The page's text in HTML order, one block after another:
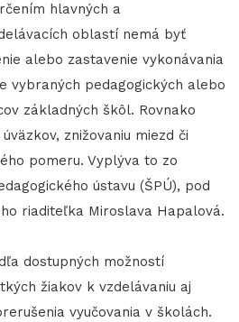
hlavných a
oblastí nemá byť
alebo zastavenie vykonávania
vybraných pedagogických alebo
základných škôl. Rovnako
znižovaniu miezd či
pomeru. Vyplýva to zo
ústavu (ŠPÚ), pod
riaditeľka Miroslava Hapalová.
dostupných možností
žiakov k vzdelávaniu aj
vyučovania v školách.